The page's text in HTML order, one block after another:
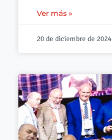
Ver más »
20 de diciembre de 2024